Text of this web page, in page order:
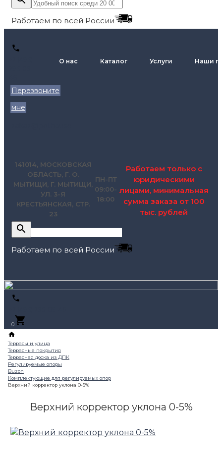
Работаем по всей России
Перезвоните
мне
О нас Каталог Услуги Наши
141014, МОСКОВСКАЯ
ОБЛАСТЬ, Г. О.
МЫТИЩИ, Г. МЫТИЩИ,
УЛ. 3-Я
КРЕСТЬЯНСКАЯ, СТР.
23
ПН-ПТ
09:00-
18:00
Работаем только с
юридическими
лицами, минимальная
сумма заказа от 100
тыс. рублей
Работаем по всей России
0
Верхний корректор уклона 0-5%